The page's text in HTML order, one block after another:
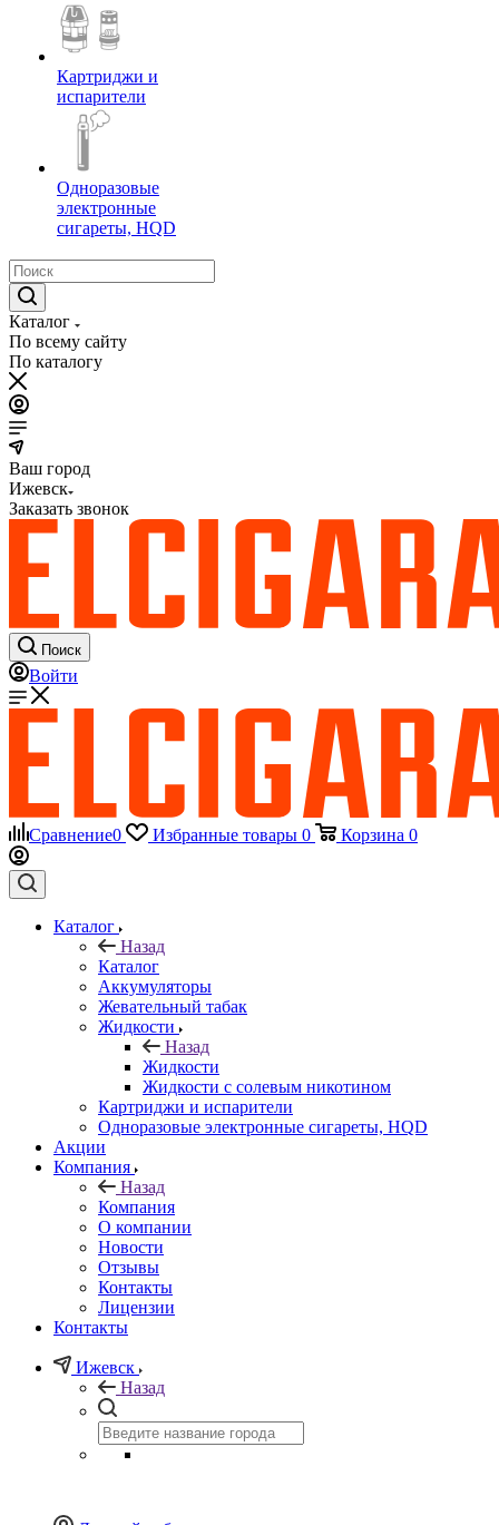
Картриджи и
испарители
Одноразовые
электронные
сигареты, HQD
Каталог
По всему сайту
По каталогу
Ваш город
Ижевск
Заказать звонок
Поиск
Войти
Сравнение0 Избранные товары 0 Корзина 0
Каталог
Назад
Каталог
Аккумуляторы
Жевательный табак
Жидкости
Назад
Жидкости
Жидкости с солевым никотином
Картриджи и испарители
Одноразовые электронные сигареты, HQD
Акции
Компания
Назад
Компания
О компании
Новости
Отзывы
Контакты
Лицензии
Контакты
Ижевск
Назад